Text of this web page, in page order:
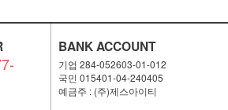
BANK ACCOUNT
기업 284-052603-01-012
국민 015401-04-240405
예금주 : (주)제스아이티